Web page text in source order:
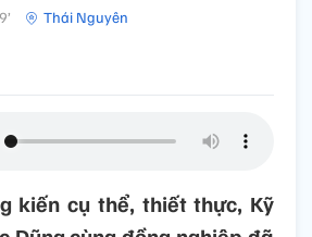
Thái Nguyên
kiến cụ thể, thiết thực, Kỹ